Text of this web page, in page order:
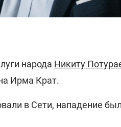
народа Никиту
Ирма Крат.
в Сети, нападение